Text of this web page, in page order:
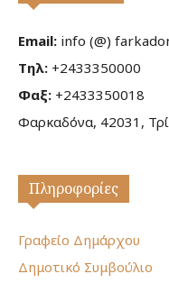
Email: info (@)
Τηλ: +2433350000
Φαξ: +2433350018
Φαρκαδόνα, 42031,
Πληροφορίες
Γραφείο Δημάρχου
Δημοτικό Συμβούλιο